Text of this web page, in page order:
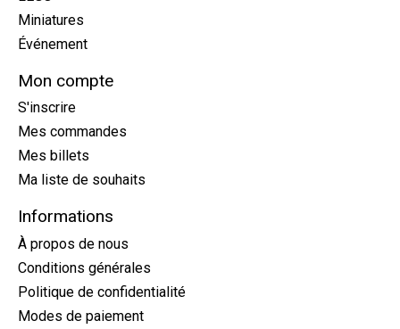
Miniatures
Événement
Mon compte
S'inscrire
Mes commandes
Mes billets
Ma liste de souhaits
Informations
À propos de nous
Conditions générales
Politique de confidentialité
Modes de paiement